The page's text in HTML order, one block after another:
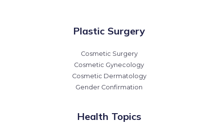
Plastic Surgery
Cosmetic Surgery
Cosmetic Gynecology
Cosmetic Dermatology
Gender Confirmation
Health Topics